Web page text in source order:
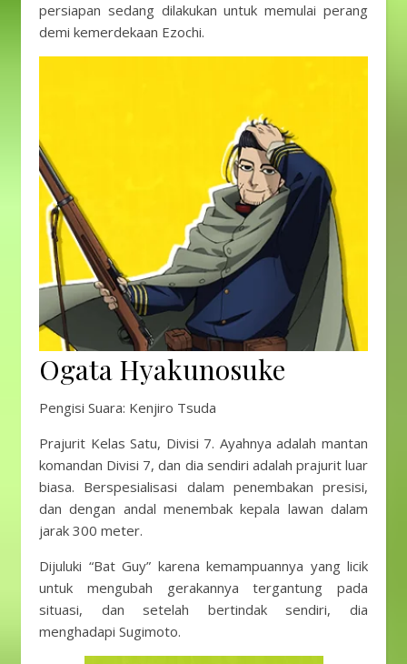
persiapan sedang dilakukan untuk memulai perang
demi kemerdekaan Ezochi.
Ogata Hyakunosuke
Pengisi Suara: Kenjiro Tsuda
Prajurit Kelas Satu, Divisi 7. Ayahnya adalah mantan
komandan Divisi 7, dan dia sendiri adalah prajurit luar
biasa. Berspesialisasi dalam penembakan presisi,
dan dengan andal menembak kepala lawan dalam
jarak 300 meter.
Dijuluki “Bat Guy” karena kemampuannya yang licik
untuk mengubah gerakannya tergantung pada
situasi, dan setelah bertindak sendiri, dia
menghadapi Sugimoto.